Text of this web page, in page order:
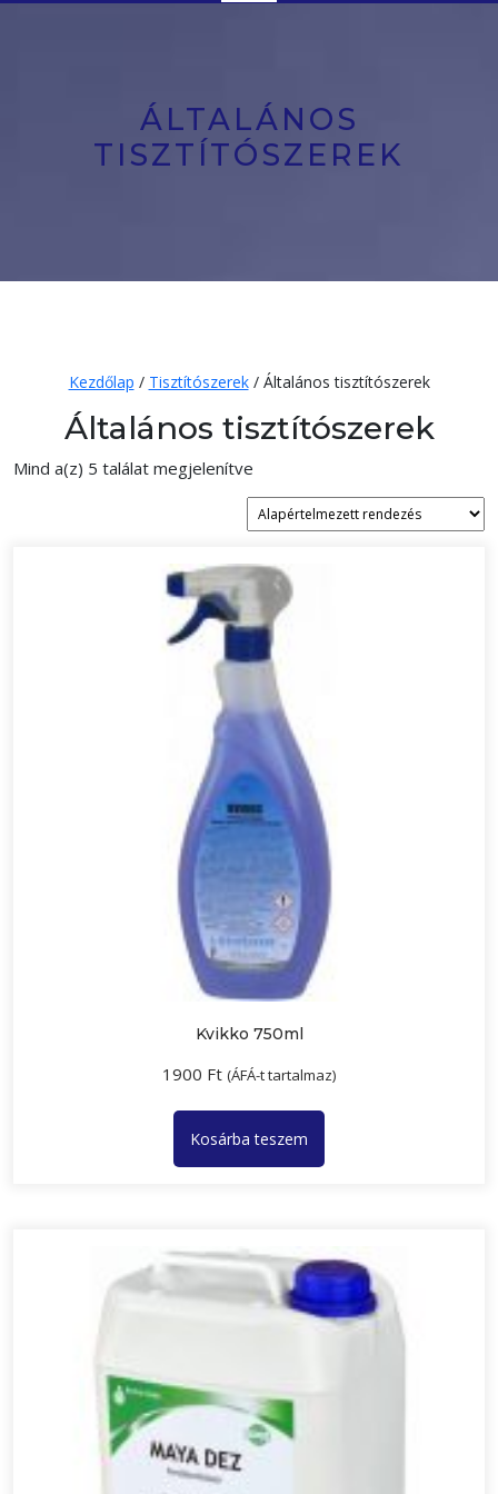
Button
ÁLTALÁNOS
TISZTÍTÓSZEREK
Kezdőlap / Tisztítószerek/ Általános tisztítószerek
Általános tisztítószerek
Mind a(z) 5 találat megjelenítve
Kvikko 750ml
1900 Ft (ÁFÁ-t tartalmaz)
Kosárba teszem